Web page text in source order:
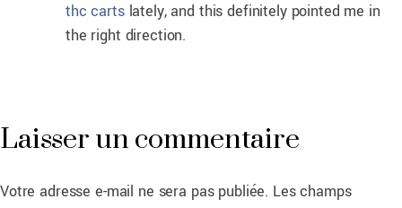
thc cartslately, and this definitely pointed me in
the right direction.
Laisser un commentaire
Votre adresse e-mail ne sera pas publiée. Les champs